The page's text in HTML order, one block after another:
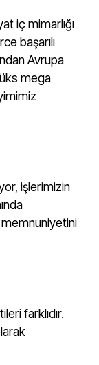
iç mimarlığı
başarılı
Avrupa
mega
işlerimizin
farklıdır.